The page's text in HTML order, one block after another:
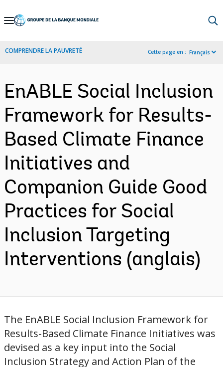
Skip
Navigation
COMPRENDRE LA PAUVRETÉ Cette page en : Français
EnABLE Social Inclusion
Framework for Results-
Based Climate Finance
Initiatives and
Companion Guide Good
Practices for Social
Inclusion Targeting
Interventions (anglais)
The EnABLE Social Inclusion Framework for
Results-Based Climate Finance Initiatives was
devised as a key input into the Social
Inclusion Strategy and Action Plan of the